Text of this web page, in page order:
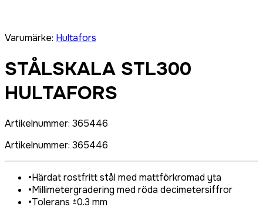
Varumärke: Hultafors
STÅLSKALA STL300
HULTAFORS
Artikelnummer: 365446
Artikelnummer: 365446
•Härdat rostfritt stål med mattförkromad yta
•Millimetergradering med röda decimetersiffror
•Tolerans ±0.3 mm